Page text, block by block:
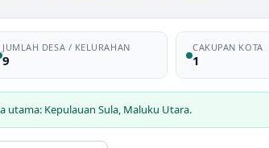
JUMLAH DESA / KELURAHAN
9
CAKUPAN KOTA
1
utama: Kepulauan Sula, Maluku Utara.